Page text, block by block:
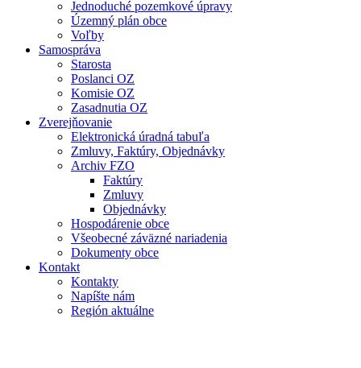
Jednoduché pozemkové úpravy
Územný plán obce
Voľby
Samospráva
Starosta
Poslanci OZ
Komisie OZ
Zasadnutia OZ
Zverejňovanie
Elektronická úradná tabuľa
Zmluvy, Faktúry, Objednávky
Archiv FZO
Faktúry
Zmluvy
Objednávky
Hospodárenie obce
Všeobecné záväzné nariadenia
Dokumenty obce
Kontakt
Kontakty
Napíšte nám
Región aktuálne